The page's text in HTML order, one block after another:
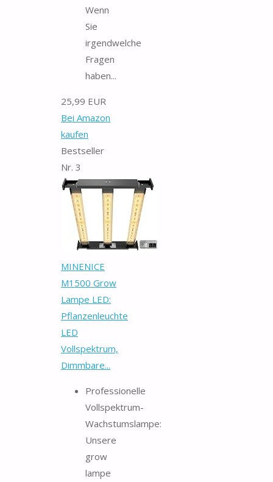
Wenn
Sie
irgendwelche
Fragen
haben...
25,99 EUR
Bei Amazon
kaufen
Bestseller
Nr. 3
MINENICE
M1500 Grow
Lampe LED:
Pflanzenleuchte
LED
Vollspektrum,
Dimmbare...
Professionelle
Vollspektrum-
Wachstumslampe:
Unsere
grow
lampe